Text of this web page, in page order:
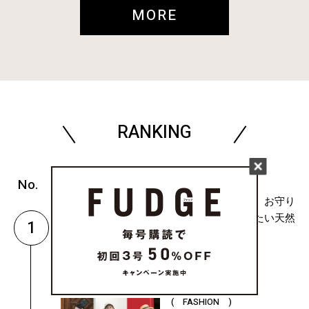
MORE
RANKING
1
石には意味がある。お守り
みたいに毎日着けたい天然
石ジュエリー
( FASHION )